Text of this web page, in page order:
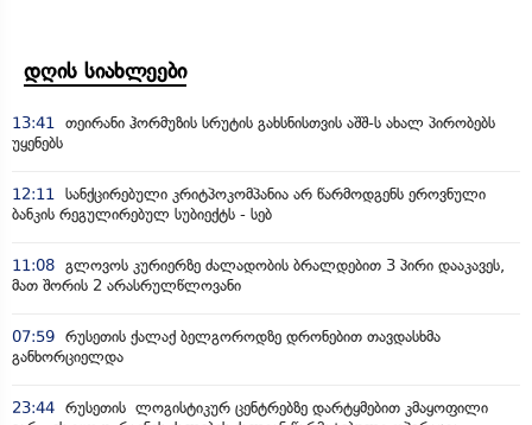
დღის სიახლეები
13:41
თეირანი ჰორმუზის სრუტის გახსნისთვის აშშ-ს ახალ პირობებს
უყენებს
12:11
სანქცირებული კრიტპოკომპანია არ წარმოდგენს ეროვნული
ბანკის რეგულირებულ სუბიექტს - სებ
11:08 გლოვოს კურიერზე ძალადობის ბრალდებით 3 პირი დააკავეს,
მათ შორის 2 არასრულწლოვანი
07:59 რუსეთის ქალაქ ბელგოროდზე დრონებით თავდასხმა
განხორციელდა
23:44 რუსეთის ლოგისტიკურ ცენტრებზე დარტყმებით კმაყოფილი